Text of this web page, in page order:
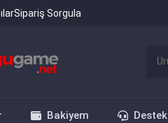
Sipariş Sorgula
Bakiyem Destek